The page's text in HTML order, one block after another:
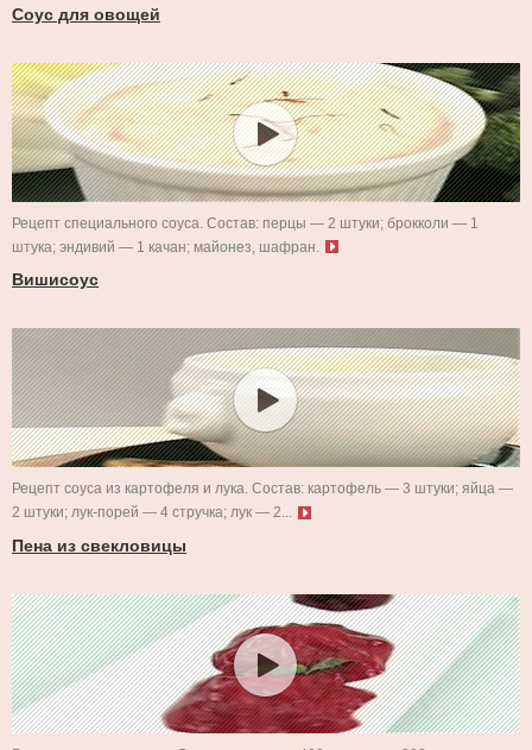
Соус для овощей
Рецепт специального соуса. Состав: перцы — 2 штуки; брокколи — 1
штука; эндивий — 1 качан; майонез, шафран.
Вишисоус
Рецепт соуса из картофеля и лука. Состав: картофель — 3 штуки; яйца —
2 штуки; лук-порей — 4 стручка; лук — 2...
Пена из свекловицы